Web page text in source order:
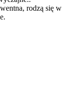
rodzą się w